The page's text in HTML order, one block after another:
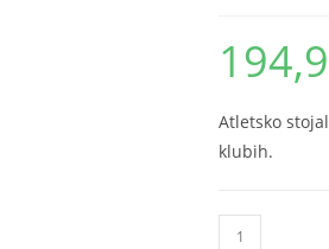
Atletsko
klubih.
STOJALO